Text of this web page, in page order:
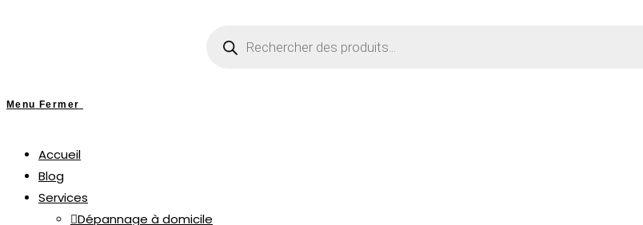
Menu Fermer
Accueil
Blog
Services
Dépannage à domicile